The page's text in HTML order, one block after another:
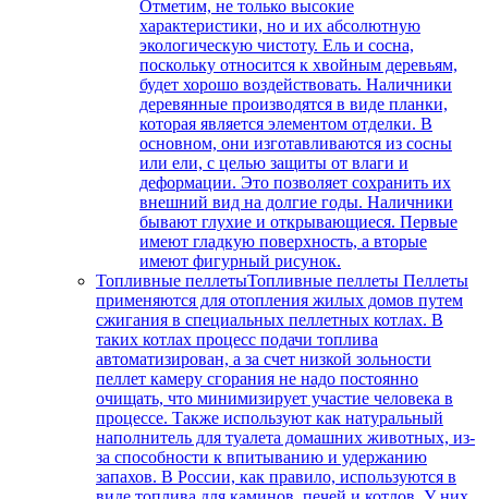
Отметим, не только высокие
характеристики, но и их абсолютную
экологическую чистоту. Ель и сосна,
поскольку относится к хвойным деревьям,
будет хорошо воздействовать. Наличники
деревянные производятся в виде планки,
которая является элементом отделки. В
основном, они изготавливаются из сосны
или ели, с целью защиты от влаги и
деформации. Это позволяет сохранить их
внешний вид на долгие годы. Наличники
бывают глухие и открывающиеся. Первые
имеют гладкую поверхность, а вторые
имеют фигурный рисунок.
Топливные пеллетыТопливные пеллеты Пеллеты
применяются для отопления жилых домов путем
сжигания в специальных пеллетных котлах. В
таких котлах процесс подачи топлива
автоматизирован, а за счет низкой зольности
пеллет камеру сгорания не надо постоянно
очищать, что минимизирует участие человека в
процессе. Также используют как натуральный
наполнитель для туалета домашних животных, из-
за способности к впитыванию и удержанию
запахов. В России, как правило, используются в